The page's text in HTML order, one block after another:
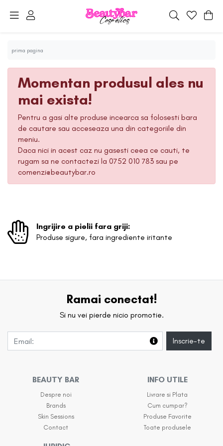
prima pagina
Momentan produsul ales nu
mai exista!
Pentru a gasi alte produse incearca sa folosesti bara
de cautare sau acceseaza una din categoriile din
meniu.
Daca nici in acest caz nu gasesti ceea ce cauti, te
rugam sa ne contactezi la 0752 010 783 sau pe
comenzi@beautybar.ro
Ingrijire a pielii fara griji:
Produse sigure, fara ingrediente iritante
Ramai conectat!
Si nu vei pierde nicio promotie.
Inscrie-te
BEAUTY BAR
Despre noi
Brands
Skin Sessions
Contact
INFO UTILE
Livrare si Plata
Cum cumpar?
Produse Favorite
Toate produsele